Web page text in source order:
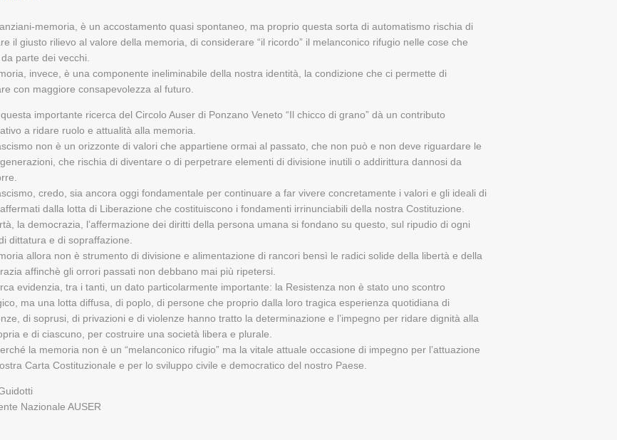
memoria, è un accostamento quasi spontaneo, ma proprio questa sorta di automatismo rischia di
il giusto rilievo al valore della memoria, di considerare “il ricordo” il melanconico rifugio nelle cose che
parte dei vecchi.
invece, è una componente ineliminabile della nostra identità, la condizione che ci permette di
con maggiore consapevolezza al futuro.
importante ricerca del Circolo Auser di Ponzano Veneto “Il chicco di grano” dà un contributo
a ridare ruolo e attualità alla memoria.
non è un orizzonte di valori che appartiene ormai al passato, che non può e non deve riguardare le
che rischia di diventare o di perpetrare elementi di divisione inutili o addirittura dannosi da
credo, sia ancora oggi fondamentale per continuare a far vivere concretamente i valori e gli ideali di
dalla lotta di Liberazione che costituiscono i fondamenti irrinunciabili della nostra Costituzione.
la democrazia, l’affermazione dei diritti della persona umana si fondano su questo, sul ripudio di ogni
dittatura e di sopraffazione.
allora non è strumento di divisione e alimentazione di rancori bensì le radici solide della libertà e della
affinchè gli orrori passati non debbano mai più ripetersi.
evidenzia, tra i tanti, un dato particolarmente importante: la Resistenza non è stato uno scontro
ma una lotta diffusa, di poplo, di persone che proprio dalla loro tragica esperienza quotidiana di
di soprusi, di privazioni e di violenze hanno tratto la determinazione e l’impegno per ridare dignità alla
e di ciascuno, per costruire una società libera e plurale.
la memoria non è un “melanconico rifugio” ma la vitale attuale occasione di impegno per l’attuazione
Carta Costituzionale e per lo sviluppo civile e democratico del nostro Paese.
Nazionale AUSER